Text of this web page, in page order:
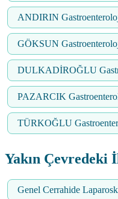
ANDIRIN
GÖKSUN
DULKADİROĞLU
PAZARCIK
TÜRKOĞLU
Yakın Çevredeki
Genel Cerrahide